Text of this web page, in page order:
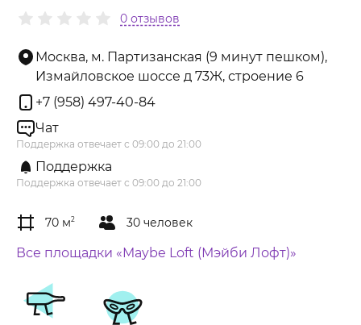
0 отзывов
Москва, м. Партизанская (9 минут пешком),
Измайловское шоссе д 73Ж, строение 6
+7 (958) 497-40-84
Чат
Поддержка отвечает с 09:00 до 21:00
Поддержка
Поддержка отвечает с 09:00 до 21:00
70 м2 30 человек
Все площадки «Maybe Loft (Мэйби Лофт)»